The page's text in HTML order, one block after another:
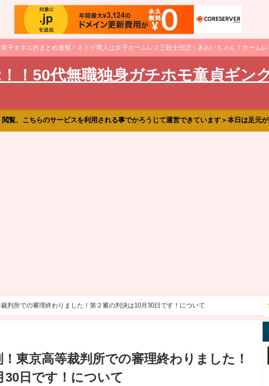
子オネエ的まとめ速報！ネトゲ廃人は女子ホームレス三銃士伝説！あおいちゃん！ホームレ
！50代無職独身ガチホモ童貞ギン
覧、こちらのサービスを利用される事でかろうじて運営できています＞本日は足元
判所での審理終わりました！第２審の判決は10月30日です！について
東京高等裁判所での審理終わりました！
30日です！について